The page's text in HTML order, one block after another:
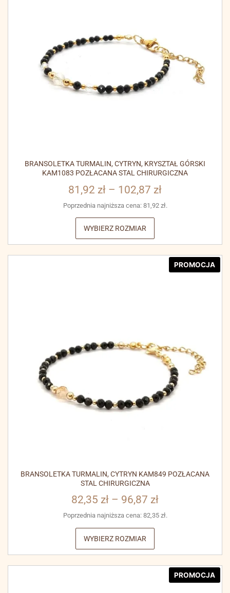
BRANSOLETKA TURMALIN, CYTRYN, KRYSZTAŁ GÓRSKI
KAM1083 POZŁACANA STAL CHIRURGICZNA
81,92 zł – 102,87 zł
Poprzednia najniższa cena: 81,92 zł.
WYBIERZ ROZMIAR
PROMOCJA
BRANSOLETKA TURMALIN, CYTRYN KAM849 POZŁACANA
STAL CHIRURGICZNA
82,35 zł – 96,87 zł
Poprzednia najniższa cena: 82,35 zł.
WYBIERZ ROZMIAR
PROMOCJA